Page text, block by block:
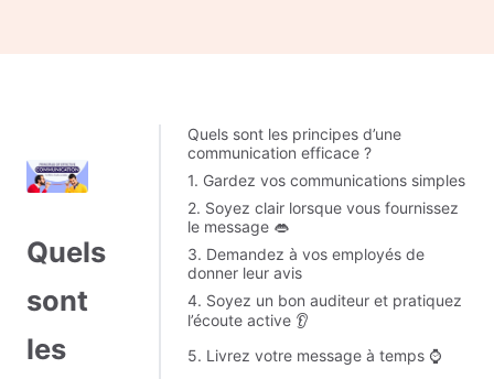
Quels
sont
les
Quels sont les principes d’une
communication efficace ?
1. Gardez vos communications simples
2. Soyez clair lorsque vous fournissez
le message 👄
3. Demandez à vos employés de
donner leur avis
4. Soyez un bon auditeur et pratiquez
l’écoute active 👂
5. Livrez votre message à temps ⌚